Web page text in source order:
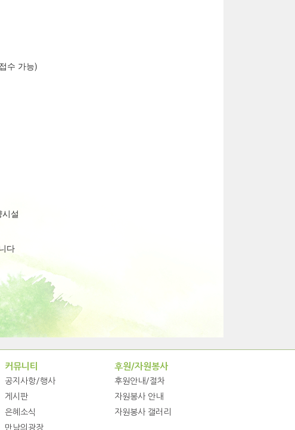
수 가능)
설
다
커뮤니티
공지사항/행사
게시판
은혜소식
만남의광장
후원/자원봉사
후원안내/절차
자원봉사 안내
자원봉사 갤러리